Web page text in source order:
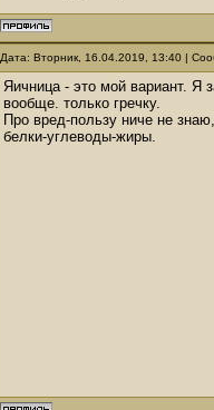
Дата: Вторник, 16.04.2019, 13:40 |
Яичница - это мой вариант. Я
вообще. только гречку.
Про вред-пользу ниче не
белки-углеводы-жиры.